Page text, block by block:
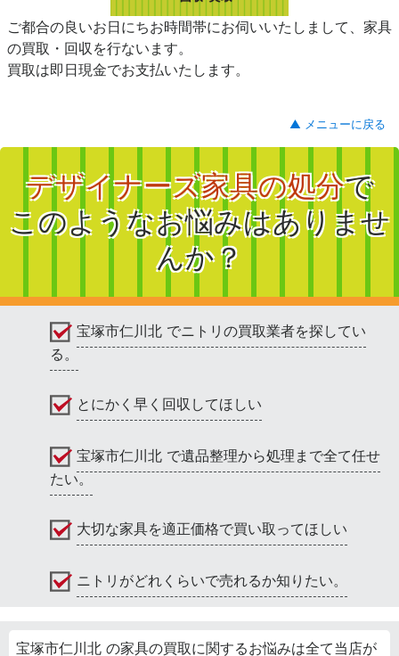
ご都合の良いお日にちお時間帯にお伺いいたしまして、家具
の買取・回収を行ないます。
買取は即日現金でお支払いたします。
▲ メニューに戻る
デザイナーズ家具の処分で
このようなお悩みはありませ
んか？
宝塚市仁川北 でニトリの買取業者を探してい
る。
とにかく早く回収してほしい
宝塚市仁川北 で遺品整理から処理まで全て任せ
たい。
大切な家具を適正価格で買い取ってほしい
ニトリがどれくらいで売れるか知りたい。
宝塚市仁川北 の家具の買取に関するお悩みは全て当店が